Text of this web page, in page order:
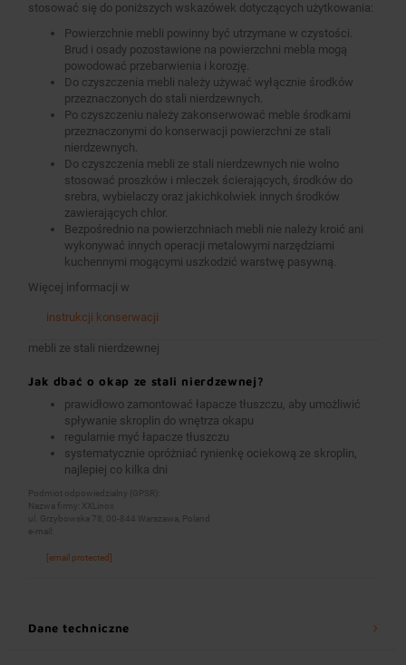
stosować się do poniższych wskazówek dotyczących użytkowania:
Powierzchnie mebli powinny być utrzymane w czystości.
Brud i osady pozostawione na powierzchni mebla mogą
powodować przebarwienia i korozję.
Do czyszczenia mebli należy używać wyłącznie środków
przeznaczonych do stali nierdzewnych.
Po czyszczeniu należy zakonserwować meble środkami
przeznaczonymi do konserwacji powierzchni ze stali
nierdzewnych.
Do czyszczenia mebli ze stali nierdzewnych nie wolno
stosować proszków i mleczek ścierających, środków do
srebra, wybielaczy oraz jakichkolwiek innych środków
zawierających chlor.
Bezpośrednio na powierzchniach mebli nie należy kroić ani
wykonywać innych operacji metalowymi narzędziami
kuchennymi mogącymi uszkodzić warstwę pasywną.
Więcej informacji w
instrukcji konserwacji
mebli ze stali nierdzewnej
Jak dbać o okap ze stali nierdzewnej?
prawidłowo zamontować łapacze tłuszczu, aby umożliwić
spływanie skroplin do wnętrza okapu
regularnie myć łapacze tłuszczu
systematycznie opróżniać rynienkę ociekową ze skroplin,
najlepiej co kilka dni
Podmiot odpowiedzialny (GPSR):
Nazwa firmy: XXLinox
ul. Grzybowska 78, 00-844 Warszawa, Poland
e-mail:
[email protected]
Dane techniczne